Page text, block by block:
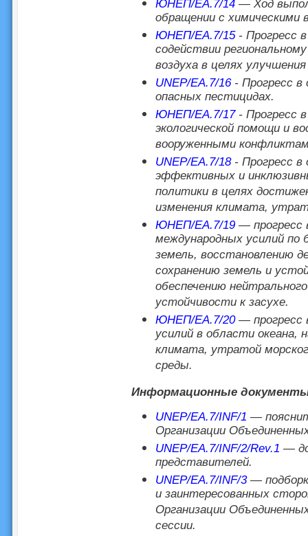
ЮНЕП/EA.7/14— Ход
обращении с
ЮНЕП/EA.7/15- Прогресс
содействии
воздуха в целях
UNEP/EA.7/16- Прогресс в
опасных пестицидах.
ЮНЕП/EA.7/17- Прогресс
экологической помощи и
вооруженными
UNEP/EA.7/18- Прогресс в
эффективных и
политики в целях
изменения климата,
ЮНЕП/EA.7/19— прогресс
международных усилий по
земель, восстановлению
сохранению земель и
обеспечению
устойчивости к засухе.
ЮНЕП/EA.7/20— прогресс
усилий в области океана,
климата, утратой
среды.
Информационные
UNEP/EA.7/INF/1 —
Организации
UNEP/EA.7/INF/2/Rev.1 —
представителей.
UNEP/EA.7/INF/3—
и заинтересованных
Организации
сессии.